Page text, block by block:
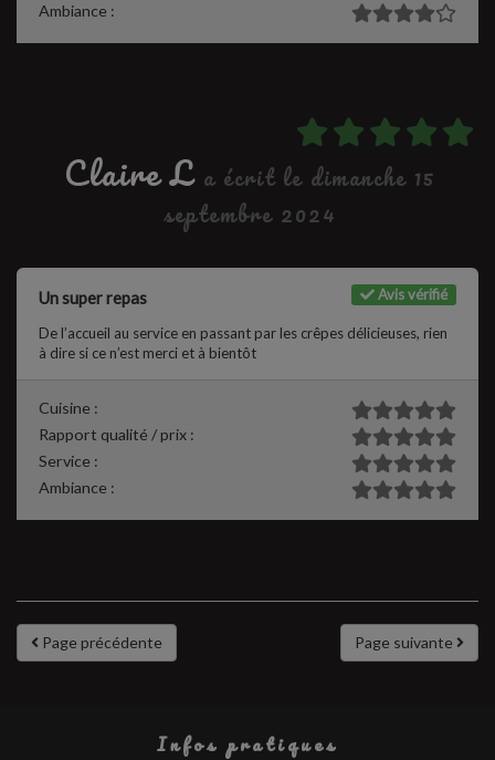
Ambiance :
Claire L a écrit le dimanche 15
septembre 2024
Avis vérifié
Un super repas
De l’accueil au service en passant par les crêpes délicieuses, rien
à dire si ce n’est merci et à bientôt
Cuisine :
Rapport qualité / prix :
Service :
Ambiance :
Page suivante
Page précédente
Infos pratiques